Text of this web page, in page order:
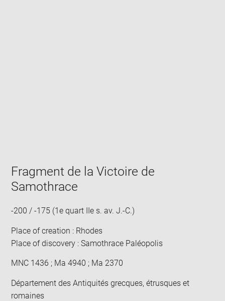
window
Fragment de la Victoire de
Samothrace
-200 / -175 (1e quart IIe s. av. J.-C.)
Place of creation : Rhodes
Place of discovery : Samothrace Paléopolis
MNC 1436 ; Ma 4940 ; Ma 2370
Département des Antiquités grecques, étrusques et
romaines